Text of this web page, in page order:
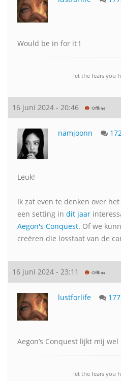
Would be in for it !
let the fears you
16 juni 2024 - 20:46
namjoonn
Leuk!
Ik zat even te denken over
een setting in dit jaar
Aegon's Conquest. Of we
creëren die losstaat van de
16 juni 2024 - 23:11
lustforlife
Aegon’s Conquest lijkt mij
let the fears you